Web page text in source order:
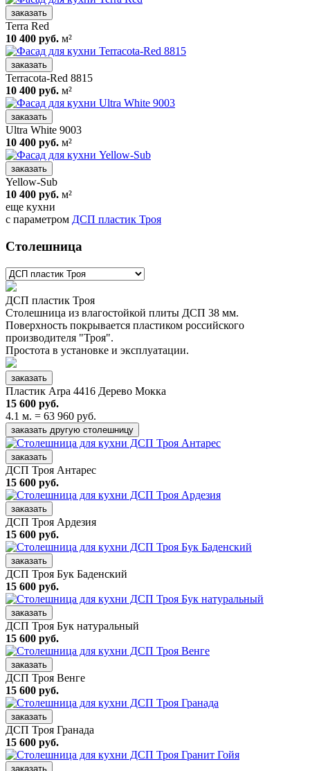
заказать
Terra Red
10 400 руб. м²
заказать
Terracota-Red 8815
10 400 руб. м²
заказать
Ultra White 9003
10 400 руб. м²
заказать
Yellow-Sub
10 400 руб. м²
еще кухни
с параметром ДСП пластик Троя
Столешница
ДСП пластик Троя
Столешница из влагостойкой плиты ДСП 38 мм.
Поверхность покрывается пластиком российского
производителя "Троя".
Простота в установке и эксплуатации.
заказать
Пластик Arpa 4416 Дерево Мокка
15 600 руб.
4.1 м. = 63 960 руб.
заказать другую столешницу
заказать
ДСП Троя Антарес
15 600 руб.
заказать
ДСП Троя Ардезия
15 600 руб.
заказать
ДСП Троя Бук Баденский
15 600 руб.
заказать
ДСП Троя Бук натуральный
15 600 руб.
заказать
ДСП Троя Венге
15 600 руб.
заказать
ДСП Троя Гранада
15 600 руб.
заказать